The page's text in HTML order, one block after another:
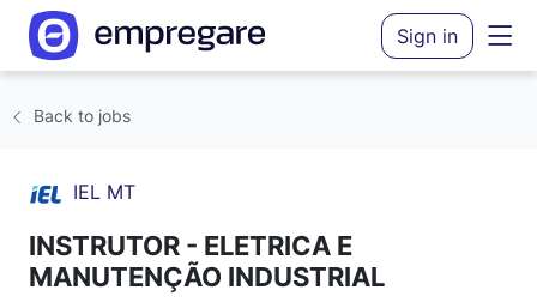
Sign in
Back to jobs
IEL MT
INSTRUTOR - ELETRICA E
MANUTENÇÃO INDUSTRIAL